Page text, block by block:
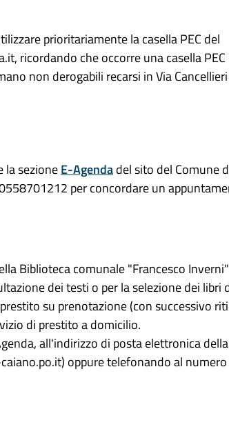
prioritariamente la casella PEC del
ricordando che occorre una casella PEC
non derogabili recarsi in Via
la sezioneE-Agendadel sito del Comune
per concordare un
Biblioteca comunale "Francesco
dei testi o per la selezione dei libri
su prenotazione (con successivo
di prestito a domicilio.
all'indirizzo di posta elettronica della
oppure telefonando al numero